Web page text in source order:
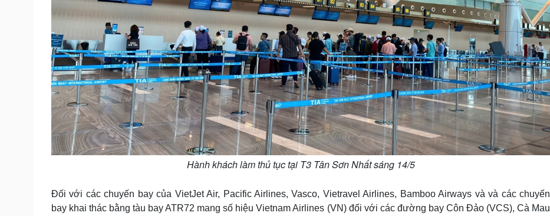
Hành khách làm thủ tục tại T3 Tân Sơn Nhất sáng 14/5
Đối với các chuyến bay của VietJet Air, Pacific Airlines, Vasco, Vietravel Airlines, Bamboo Airways và và các chuyến
bay khai thác bằng tàu bay ATR72 mang số hiệu Vietnam Airlines (VN) đối với các đường bay Côn Đảo (VCS), Cà Mau